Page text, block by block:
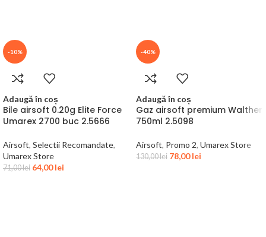
-10%
Adaugă în coș
Bile airsoft 0.20g Elite Force
Umarex 2700 buc 2.5666
Airsoft, Selectii Recomandate,
Umarex Store
71,00lei 64,00lei
-40%
Adaugă în coș
Gaz airsoft premium Walther
750ml 2.5098
Airsoft, Promo 2, Umarex Store
130,00lei 78,00lei